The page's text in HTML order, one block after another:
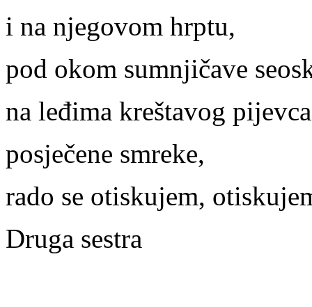
i na njegovom hrptu,
pod okom sumnjičave
na leđima kreštavog
posječene smreke,
rado se otiskujem,
Druga sestra